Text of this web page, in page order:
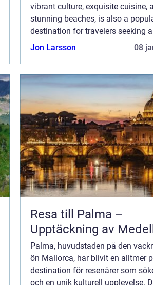
vibrant culture, exquisite cuisine,
stunning beaches, is also a
destination for travelers seeking
inclusive experience. – In this
Jon Larsson 08
Resa till Palma –
Upptäckning av
Palma, huvudstaden på den
ön Mallorca, har blivit en alltmer
destination för resenärer som
och en unik kulturell upplevelse.